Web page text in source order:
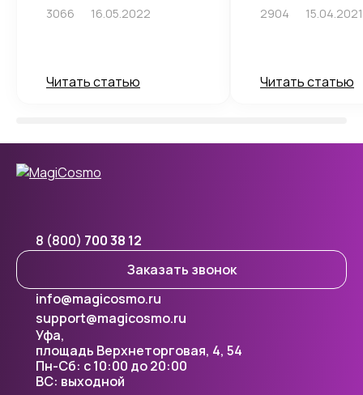
3066 16.05.2022
Читать статью
2904 15.04.2021
Читать статью
8 (800) 700 38 12
Заказать звонок
Уфа,
площадь Верхнеторговая, 4, 54
info@magicosmo.ru
support@magicosmo.ru
Пн-Сб: с 10:00 до 20:00
ВС: выходной